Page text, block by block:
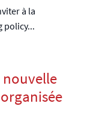
à la
policy...
nouvelle